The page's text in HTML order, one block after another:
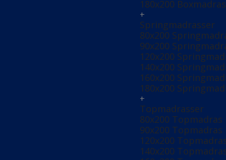
180x200 Boxmadras
+
Springmadrasser
80x200
90x200
120x200
140x200
160x200
180x200
+
Topmadrasser
80x200 Topmadras
90x200 Topmadras
120x200
140x200